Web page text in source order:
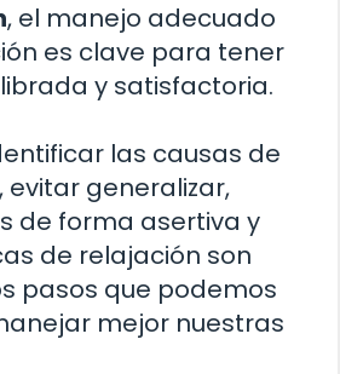
, el manejo adecuado
es clave para tener
y satisfactoria.
las causas de
evitar generalizar,
de forma asertiva y
de relajación son
pasos que podemos
mejor nuestras